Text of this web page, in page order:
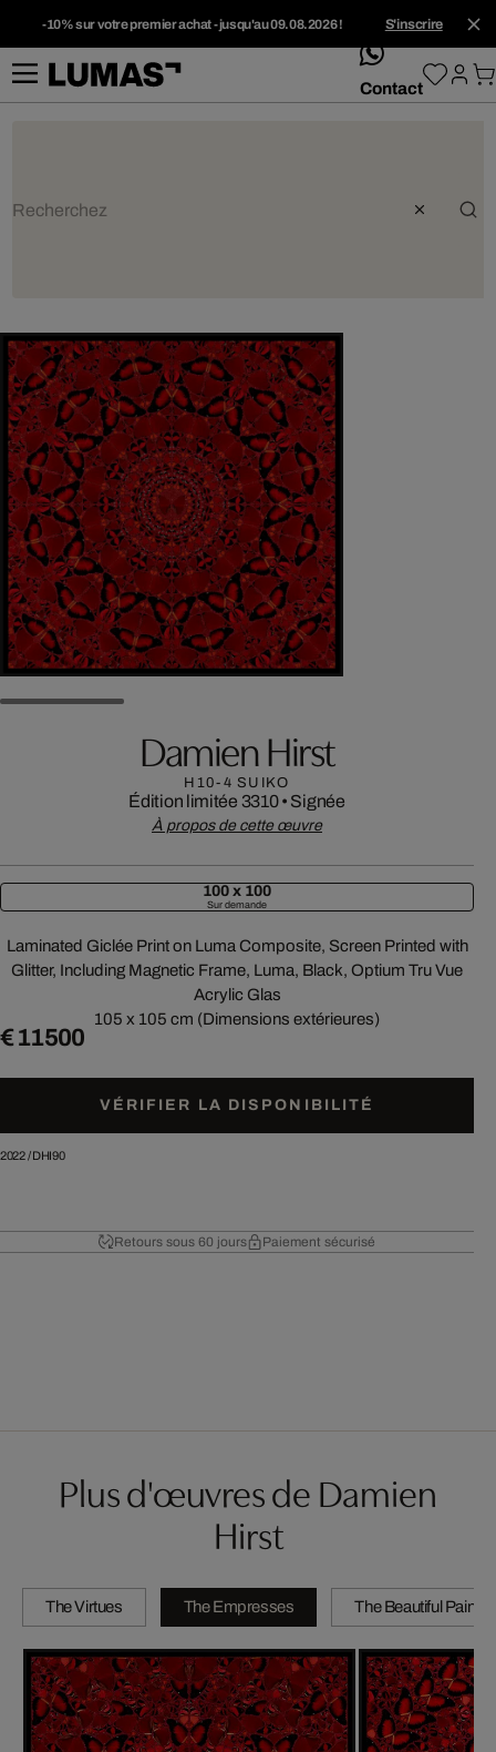
-10% sur votre premier achat - jusqu'au 09.08.2026 ! S'inscrire
whatsApp
Contact
Damien Hirst
H10-4 SUIKO
Édition limitée 3310• Signée
À propos de cette œuvre
100 x 100
Sur demande
Laminated Giclée Print on Luma Composite, Screen Printed with
Glitter, Including Magnetic Frame, Luma, Black, Optium Tru Vue
Acrylic Glas
105 x 105 cm (Dimensions extérieures)
€ 11 500
VÉRIFIER LA DISPONIBILITÉ
2022/DHI90
Retours sous 60 jours Paiement sécurisé
Plus d'œuvres de Damien
Hirst
The Virtues The Empresses The Beautiful